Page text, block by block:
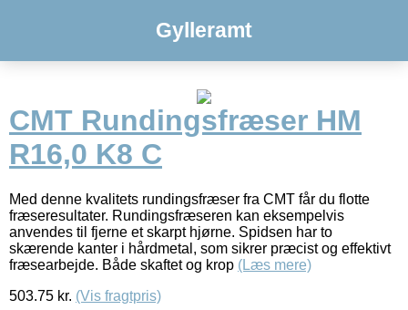
Gylleramt
CMT Rundingsfræser HM
R16,0 K8 C
Med denne kvalitets rundingsfræser fra CMT får du flotte
fræseresultater. Rundingsfræseren kan eksempelvis
anvendes til fjerne et skarpt hjørne. Spidsen har to
skærende kanter i hårdmetal, som sikrer præcist og effektivt
fræsearbejde. Både skaftet og krop (Læs mere)
503.75 kr. (Vis fragtpris)